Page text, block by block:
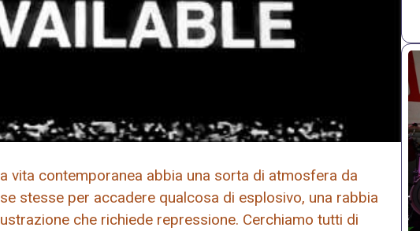
vita contemporanea abbia una sorta di atmosfera da
stesse per accadere qualcosa di esplosivo, una rabbia
che richiede repressione. Cerchiamo tutti di